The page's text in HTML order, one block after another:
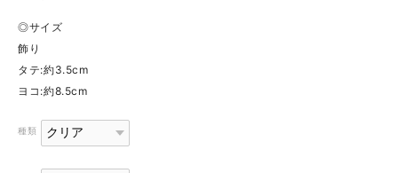
◎サイズ
飾り
タテ:約3.5cm
ヨコ:約8.5cm
種類